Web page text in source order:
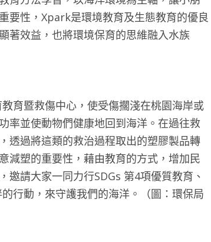
要性，Xpark是環境教育及生態教育的優良
著效益，也將環境保育的思維融入水族
育暨救傷中心，使受傷擱淺在桃園海岸或
率並使動物們健康地回到海洋。在過往救
透過將這類的救治過程取出的塑膠製品轉
減塑的重要性，藉由教育的方式，增加民
請大家一同力行SDGs 第4項優質教育、
行動，來守護我們的海洋。（圖：環保局